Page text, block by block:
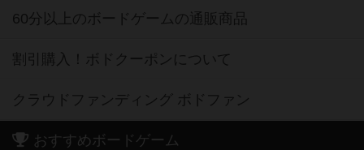
60分以上のボードゲームの通販商品
割引購入！ボドクーポンについて
クラウドファンディング ボドファン
おすすめボードゲーム